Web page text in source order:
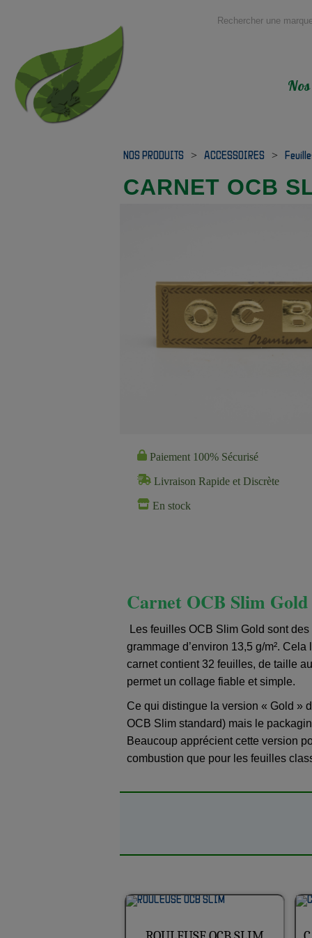
NOS PRODUITS > ACCESSOIRES >
CARNET OCB
Paiement 100% Sécurisé
Livraison Rapide et Discrète
En stock
Carnet OCB Slim Gold
Les feuilles OCB Slim Gold sont
grammage d’environ 13,5 g/m².
carnet contient 32 feuilles, de taille
permet un collage fiable et simple.
Ce qui distingue la version « Gold »
OCB Slim standard) mais le
Beaucoup apprécient cette version
combustion que pour les feuilles